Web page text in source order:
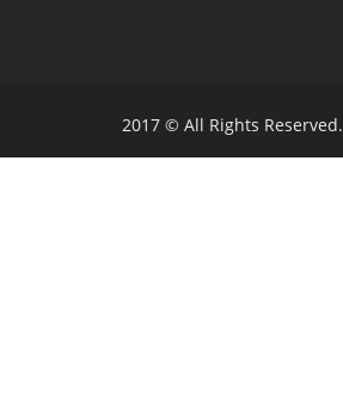
2017 © All Rights Reserved.